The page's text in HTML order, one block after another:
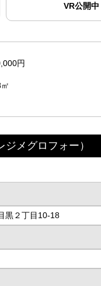
VR公開中
円
ジメグロフォー）
黒２丁目10-18